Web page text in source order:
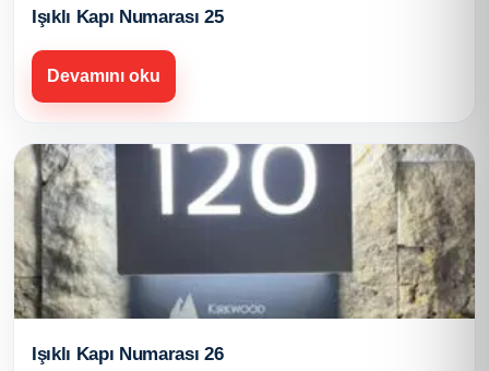
Işıklı Kapı Numarası 25
Devamını oku
Işıklı Kapı Numarası 26